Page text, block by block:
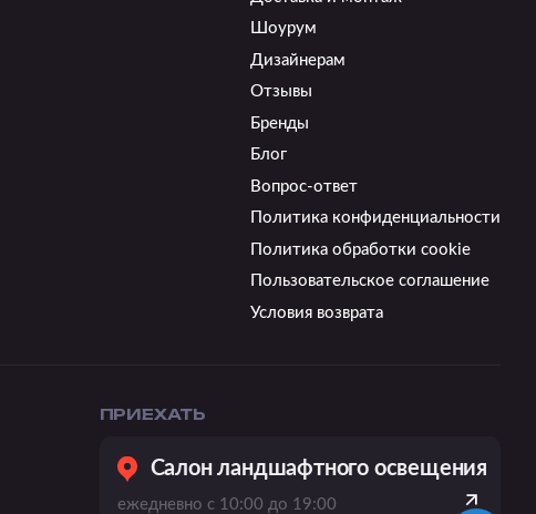
Шоурум
Дизайнерам
Отзывы
Бренды
Блог
Вопрос-ответ
Политика конфиденциальности
Политика обработки cookie
Пользовательское соглашение
Условия возврата
ПРИЕХАТЬ
Салон ландшафтного освещения
ежедневно с 10:00 до 19:00